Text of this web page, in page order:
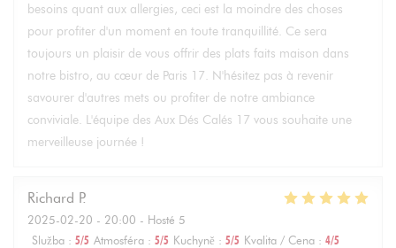
besoins quant aux allergies, ceci est la moindre des choses
pour profiter d'un moment en toute tranquillité. Ce sera
toujours un plaisir de vous offrir des plats faits maison dans
notre bistro, au cœur de Paris 17. N'hésitez pas à revenir
savourer d'autres mets ou profiter de notre ambiance
conviviale. L'équipe des Aux Dés Calés 17 vous souhaite une
merveilleuse journée !
Richard P
2025-02-20 - 20:00 - Hosté 5
Služba : 5/5 Atmosféra : 5/5 Kuchyně : 5/5 Kvalita / Cena : 4/5